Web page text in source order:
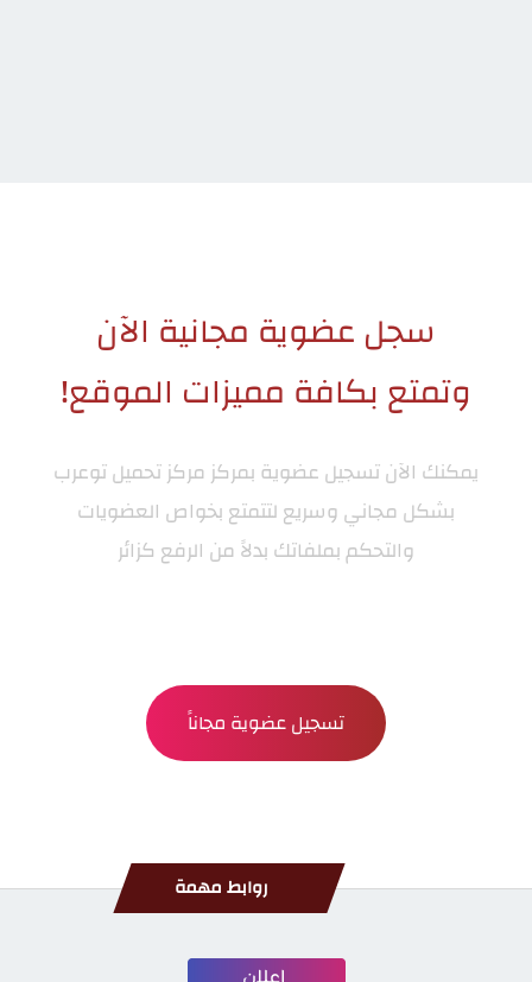
سجل عضوية مجانية الآن
وتمتع بكافة مميزات الموقع!
يمكنك الآن تسجيل عضوية بمركزمركز تحميل توعرب
بشكل مجاني وسريع لتتمتع بخواص العضويات
والتحكم بملفاتك بدلاً من الرفع كزائر
تسجيل عضوية مجاناً
روابط مهمة